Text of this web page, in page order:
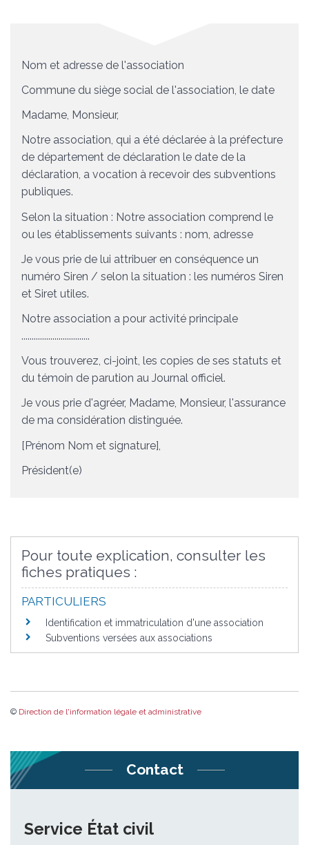
Nom et adresse de l'association
Commune du siège social de l'association, le date
Madame, Monsieur,
Notre association, qui a été déclarée à la préfecture
de département de déclaration le date de la
déclaration, a vocation à recevoir des subventions
publiques.
Selon la situation : Notre association comprend le
ou les établissements suivants : nom adresse
Je vous prie de lui attribuer en conséquence un
numéro Siren / selon la situation : les numéros Siren
et Siret utiles.
Notre association a pour activité principale
.................................
Vous trouverez, ci-joint, les copies de ses statuts et
du témoin de parution au Journal officiel.
Je vous prie d'agréer, Madame, Monsieur, l'assurance
de ma considération distinguée.
[Prénom Nom et signature]
Président(e)
Pour toute explication, consulter les
fiches pratiques :
PARTICULIERS
Identification et immatriculation d'une association
Subventions versées aux associations
© Direction de l'information légale et administrative
Contact
Service État civil